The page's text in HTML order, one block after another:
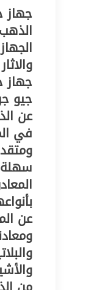
جهاز
جهاز
جيو
عن
في
عن